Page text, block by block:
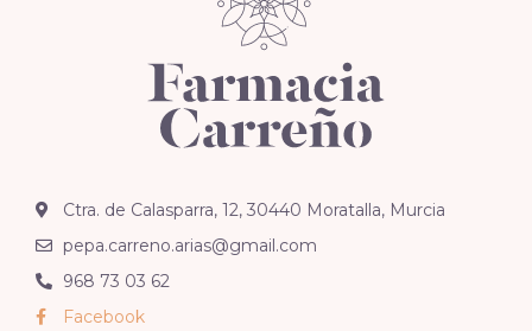
Ctra. de Calasparra, 12, 30440 Moratalla, Murcia
pepa.carreno.arias@gmail.com
968 73 03 62
Facebook